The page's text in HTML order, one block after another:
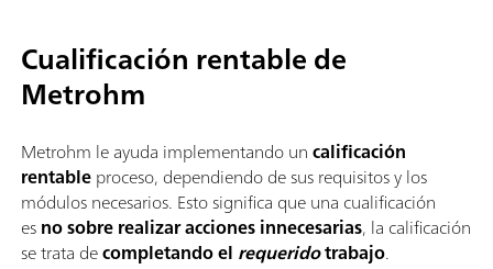
Cualificación rentable de
Metrohm
Metrohm le ayuda implementando uncalificación
rentableproceso, dependiendo de sus requisitos y los
módulos necesarios. Esto significa que una cualificación
esno sobre realizar acciones innecesarias, la calificación
se trata decompletando el requeridotrabajo.